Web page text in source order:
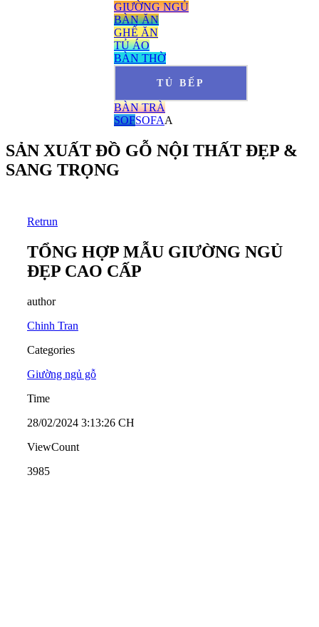
GIƯỜNG NGỦ
BÀN ĂN
GHẾ ĂN
TỦ ÁO
BÀN THỜ
TỦ BẾP
BÀN TRÀ
SOFSOFAA
SẢN XUẤT ĐỒ GỖ NỘI THẤT ĐẸP &
SANG TRỌNG
Retrun
TỔNG HỢP MẪU GIƯỜNG NGỦ
ĐẸP CAO CẤP
author
Chinh Tran
Categories
Giường ngủ gỗ
Time
28/02/2024 3:13:26 CH
ViewCount
3985